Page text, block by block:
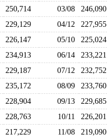
250,714 03/08
229,129 04/12
226,147 05/10
234,913 06/14
229,187 07/12
235,172 08/09
228,904 09/13
228,763 10/11
217,229 11/08